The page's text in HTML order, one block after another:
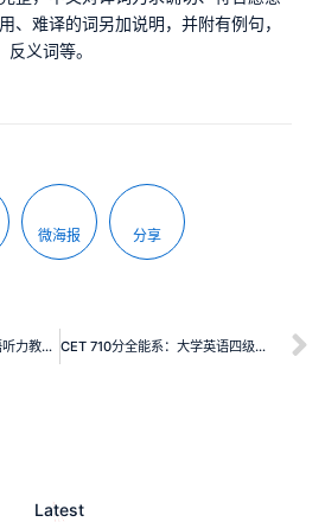
难译的词另加说明，并附有例句，
义词等。
微海报 分享
德语专业本科生教材：德语听力教程（3）学生用书 CET 710分全能系：大学英语四级考试写作多维训练
Latest